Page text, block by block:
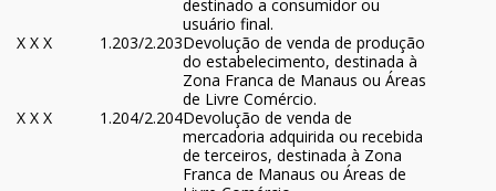
destinado a consumidor ou
usuário final.
X X X
1.203/2.203Devolução de venda de produção
do estabelecimento, destinada à
Zona Franca de Manaus ou Áreas
de Livre Comércio.
X X X
1.204/2.204Devolução de venda de
mercadoria adquirida ou recebida
de terceiros, destinada à Zona
Franca de Manaus ou Áreas de